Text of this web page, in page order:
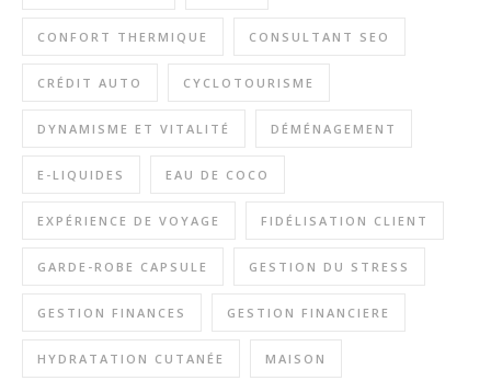
CONFORT THERMIQUE CONSULTANT SEO
CRÉDIT AUTO CYCLOTOURISME
DYNAMISME ET VITALITÉ DÉMÉNAGEMENT
E-LIQUIDES EAU DE COCO
EXPÉRIENCE DE VOYAGE FIDÉLISATION CLIENT
GARDE-ROBE CAPSULE GESTION DU STRESS
GESTION FINANCES GESTION FINANCIERE
HYDRATATION CUTANÉE MAISON